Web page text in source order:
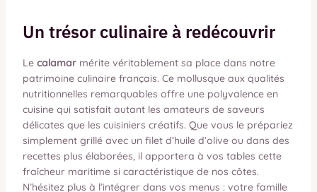
Un trésor culinaire à redécouvrir
Le calamarmérite véritablement sa place dans notre
patrimoine culinaire français. Ce mollusque aux qualités
nutritionnelles remarquables offre une polyvalence en
cuisine qui satisfait autant les amateurs de saveurs
délicates que les cuisiniers créatifs. Que vous le prépariez
simplement grillé avec un filet d’huile d’olive ou dans des
recettes plus élaborées, il apportera à vos tables cette
fraîcheur maritime si caractéristique de nos côtes.
N’hésitez plus à l’intégrer dans vos menus : votre famille